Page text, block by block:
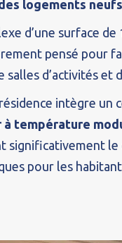
logements
d’une surface
pensé pour
salles d’activités et
intègre un
à température
significativement le
pour les